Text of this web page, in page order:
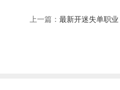
上一篇： 最新开迷失单职